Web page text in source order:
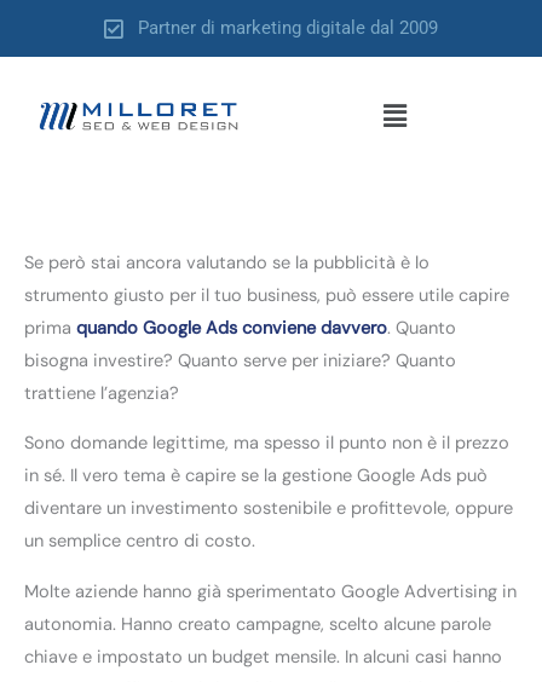
Partner di marketing digitale dal 2009
Menu
Se però stai ancora valutando se la pubblicità è lo
strumento giusto per il tuo business, può essere utile capire
prima quando Google Ads conviene davvero. Quanto
bisogna investire? Quanto serve per iniziare? Quanto
trattiene l’agenzia?
Sono domande legittime, ma spesso il punto non è il prezzo
in sé. Il vero tema è capire se la gestione Google Ads può
diventare un investimento sostenibile e profittevole, oppure
un semplice centro di costo.
Molte aziende hanno già sperimentato Google Advertising in
autonomia. Hanno creato campagne, scelto alcune parole
chiave e impostato un budget mensile. In alcuni casi hanno